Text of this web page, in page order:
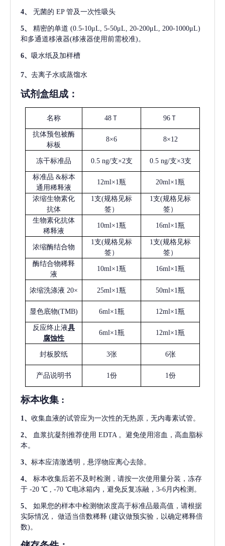
4、 无菌的 EP 管及一次性吸头
5、 精密的单道 (0.5-10μL, 5-50μL, 20-200μL, 200-1000μL)
和多通道移液器(移液器使用前需校准)。
6、 吸水纸及加样槽
7、 去离子水或蒸馏水
试剂盒组成：
名称 48Ｔ 96Ｔ
抗体预包被酶
标板
8×6 8×12
冻干标准品 0.5 ng/支×2支 0.5 ng/支×3支
标准品 &标本
通用稀释液
12ml×1瓶 20ml×1瓶
浓缩生物素化
抗体
1支(规格见标
签）
1支(规格见标
签）
生物素化抗体
稀释液
10ml×1瓶 16ml×1瓶
浓缩酶结合物
1支(规格见标
签）
1支(规格见标
签）
酶结合物稀释
液
10ml×1瓶 16ml×1瓶
浓缩洗涤液 20× 25ml×1瓶 50ml×1瓶
显色底物(TMB) 6ml×1瓶 12ml×1瓶
反应终止液具
腐蚀性
6ml×1瓶 12ml×1瓶
封板胶纸 3张 6张
产品说明书 1份 1份
标本收集 :
1、 收集血液的试管应为一次性的无热原，无内毒素试管。
2、 血浆抗凝剂推荐使用 EDTA 。避免使用溶血，高血脂标
本。
3、 标本应清澈透明，悬浮物应离心去除。
4、
标本收集后若不及时检测，请按一次使用量分装，冻存
于 -20 ℃ , -70 ℃电冰箱内，避免反复冻融，3-6月内检测。
5、
如果您的样本中检测物浓度高于标准品最高值，请根据
实际情况，
做适当倍数稀释 (建议做预实验，以确定稀释倍
数)。